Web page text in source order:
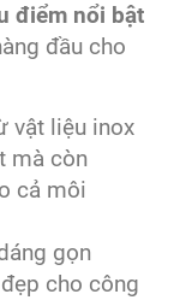
điểm nổi bật
đầu cho
vật liệu inox
mà còn
cả môi
gọn
cho công